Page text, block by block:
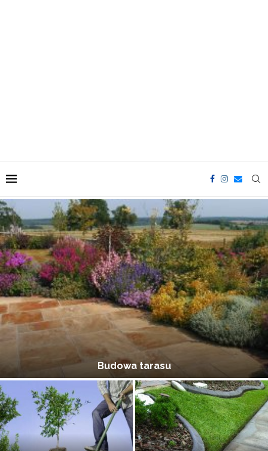
Aranżacja tarasu – inspiracja
Gardenmaniak –
Ogród żwirowy – surowy urok